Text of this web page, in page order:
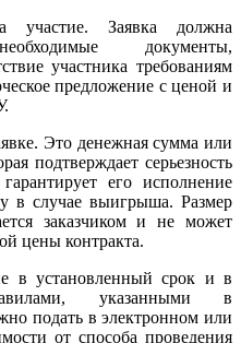
участие. Заявка должна
документы,
участника требованиям
предложение с ценой и
Это денежная сумма или
подтверждает серьезность
его исполнение
в случае выигрыша. Размер
заказчиком и не может
цены контракта.
в установленный срок и в
указанными в
подать в электронном или
от способа проведения